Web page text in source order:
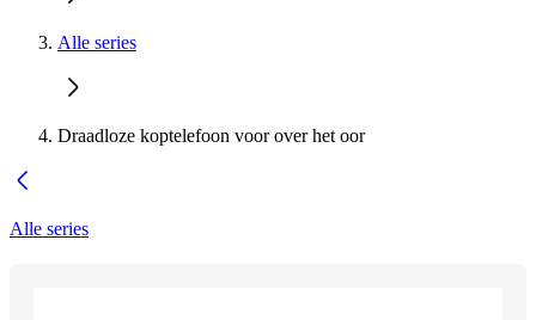
Alle series
Draadloze koptelefoon voor over het oor
Alle series